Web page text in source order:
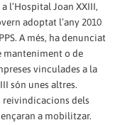
l’Hospital Joan XXIII,
adoptat l’any 2010
A més, ha denunciat
manteniment o de
vinculades a la
són unes altres.
reivindicacions dels
a mobilitzar.